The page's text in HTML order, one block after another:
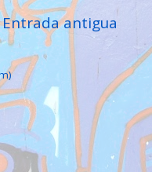
Entrada antigua